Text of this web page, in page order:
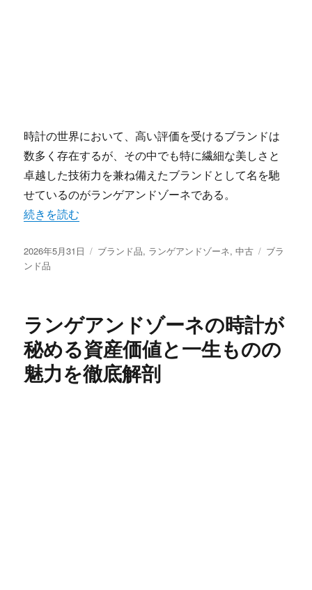
時計の世界において、高い評価を受けるブランドは
数多く存在するが、その中でも特に繊細な美しさと
卓越した技術力を兼ね備えたブランドとして名を馳
せているのがランゲアンドゾーネである。
“ランゲアンドゾーネが魅せる究極の美と技術の世界への
続きを読む
投
稿
2026年5月31日
カ
ブランド品, ランゲアンドゾーネ,中古
タ
ブラ
ンド品
ランゲアンドゾーネの時計が
秘める資産価値と一生ものの
魅力を徹底解剖